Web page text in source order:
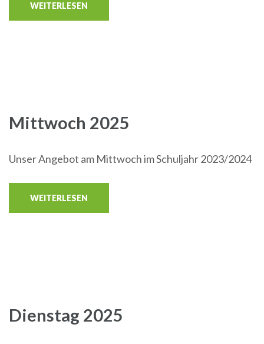
WEITERLESEN
Mittwoch 2025
Unser Angebot am Mittwoch im Schuljahr 2023/2024
WEITERLESEN
Dienstag 2025